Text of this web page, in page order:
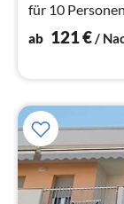
für 10
Seeblick auf
ab 121€/